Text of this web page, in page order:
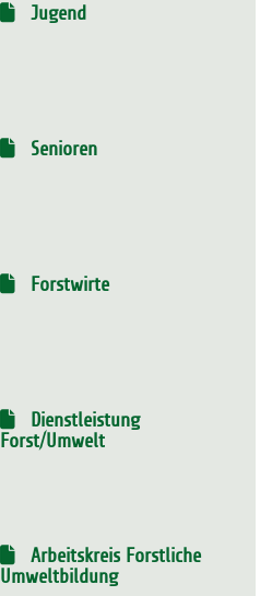
Jugend
Senioren
Forstwirte
Dienstleistung
Forst/Umwelt
Arbeitskreis Forstliche
Umweltbildung